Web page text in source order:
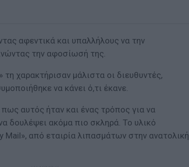
αφεντικά και υπαλλήλους να την
την αφοσίωσή της.
χαρακτήρισαν μάλιστα οι διευθυντές,
να κάνει ό,τι έκανε.
αυτός ήταν και ένας τρόπος για να
δουλέψει ακόμα πιο σκληρά. Το υλικό
Mail», από εταιρία λιπασμάτων στην ανατολική